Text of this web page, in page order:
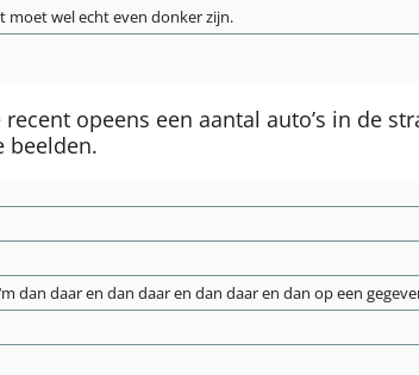
moet wel echt even donker zijn.
opeens een aantal auto’s in de
beelden.
dan daar en dan daar en dan daar en dan op een